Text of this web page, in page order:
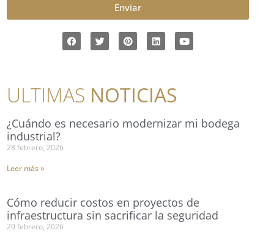
Enviar
ULTIMAS NOTICIAS
¿Cuándo es necesario modernizar mi bodega
industrial?
28 febrero, 2026
Leer más »
Cómo reducir costos en proyectos de
infraestructura sin sacrificar la seguridad
20 febrero, 2026